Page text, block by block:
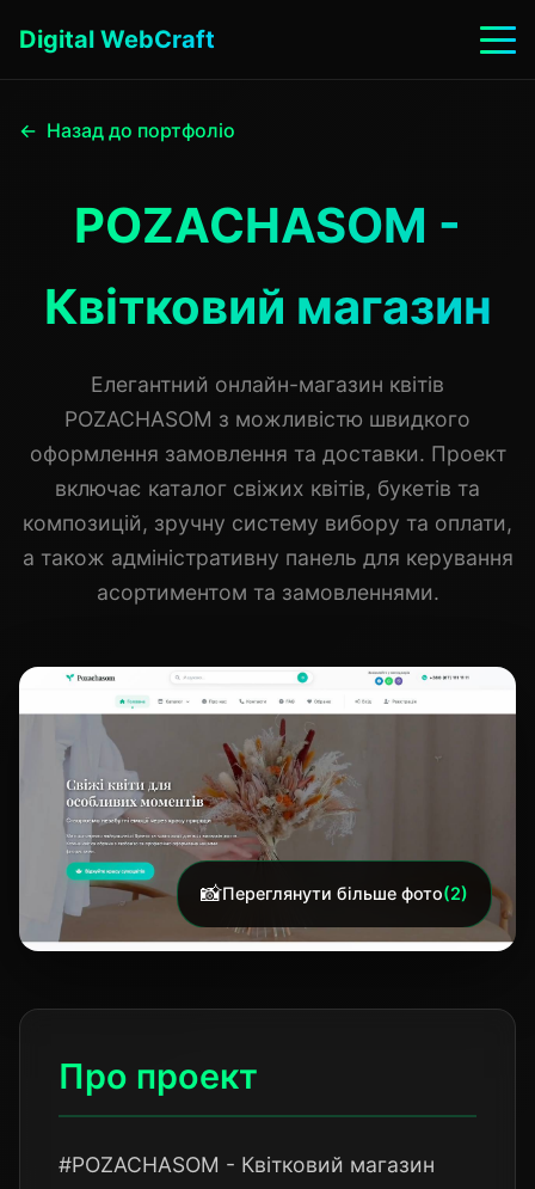
Digital WebCraft
Назад до портфоліо
POZACHASOM -
Квітковий магазин
Елегантний онлайн-магазин квітів
POZACHASOM з можливістю швидкого
оформлення замовлення та доставки. Проект
включає каталог свіжих квітів, букетів та
композицій, зручну систему вибору та оплати,
а також адміністративну панель для керування
асортиментом та замовленнями.
📸Переглянути більше фото(2)
Про проект
#POZACHASOM - Квітковий магазин